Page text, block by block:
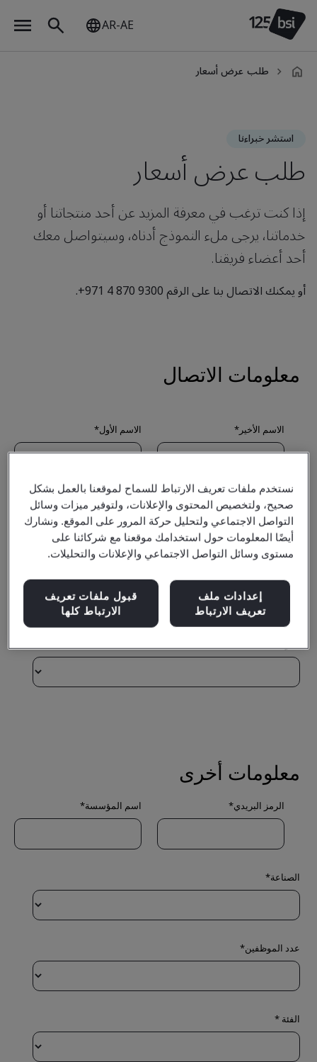
AR-AE
ar-
طلب عرض أسعار
استشر خبراءنا
طلب عرض أسعار
إذا كنت ترغب في معرفة المزيد عن أحد منتجاتنا أو
خدماتنا، يرجى ملء النموذج أدناه، وسيتواصل معك
أحد أعضاء فريقنا.
أو يمكنك الاتصال بنا على الرقم ‎+971 4 870 9300.
نستخدم ملفات تعريف الارتباط للسماح لموقعنا بالعمل بشكل
صحيح، ولتخصيص المحتوى والإعلانات، ولتوفير ميزات وسائل
التواصل الاجتماعي ولتحليل حركة المرور على الموقع. ونشارك
أيضًا المعلومات حول استخدامك موقعنا مع شركائنا على
مستوى وسائل التواصل الاجتماعي والإعلانات والتحليلات.
إعدادات ملف
تعريف الارتباط
قبول ملفات تعريف
الارتباط كلها